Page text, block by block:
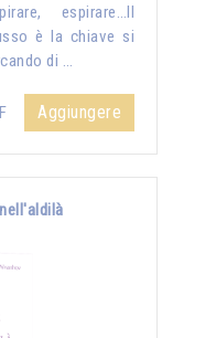
espirare…Il
è la chiave si
di …
Aggiungere